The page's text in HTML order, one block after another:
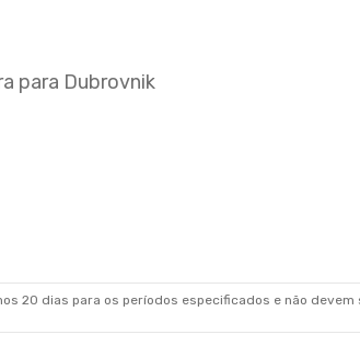
para Dubrovnik
20 dias para os períodos especificados e não